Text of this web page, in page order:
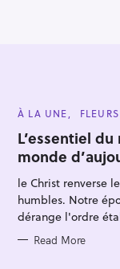
C
T
E
G
O
R
I
E
S
À LA UNE
L’essentiel
monde
le Christ renverse
humbles. Notre
dérange l'ordre
Read More